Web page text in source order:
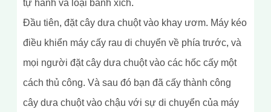
Đầu tiên, đặt cây dưa chuột vào khay ươm. Máy kéo
điều khiển máy cấy rau di chuyển về phía trước, và
mọi người đặt cây dưa chuột vào các hốc cấy một
cách thủ công. Và sau đó bạn đã cấy thành công
cây dưa chuột vào chậu với sự di chuyển của máy